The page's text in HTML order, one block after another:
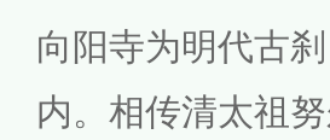
向阳寺为明代古
内。相传清太祖